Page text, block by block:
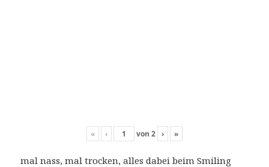
« ‹ von 2 › »
mal nass, mal trocken, alles dabei beim Smiling